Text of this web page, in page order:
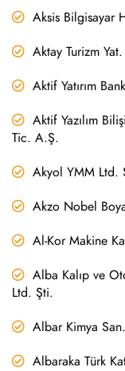
Aksis Bilgisayar
Aktay Turizm
Aktif Yatırım
Aktif Yazılım
Tic. A.Ş.
Akyol YMM Ltd.
Akzo Nobel
Al-Kor Makine
Alba Kalıp ve
Ltd. Şti.
Albar Kimya
Albaraka Türk